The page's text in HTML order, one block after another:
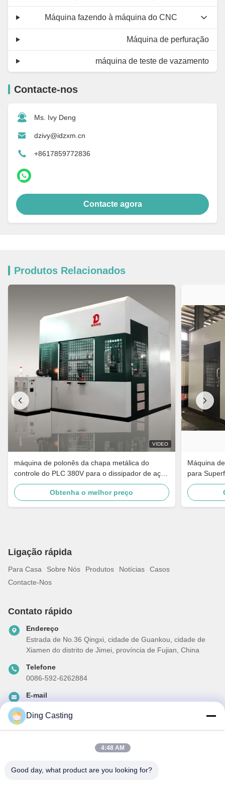
Máquina fazendo à máquina do CNC
Máquina de perfuração
máquina de teste de vazamento
Contacte-nos
Ms. Ivy Deng
dzivy@idzxm.cn
+8617859772836
Contacte agora
Produtos Relacionados
VIDEO
máquina de polonês da chapa metálica do
controle do PLC 380V para o dissipador de aço
inoxidável
Obtenha o melhor preço
Máquina
para
Polimento
Maçaneta
Ligação rápida
Para Casa Sobre Nós Produtos Notícias
Casos
Contacte-Nos
Contato rápido
Endereço
Estrada de No.36 Qingxi, cidade de Guankou, cidade de
Xiamen do distrito de Jimei, província de Fujian, China
Telefone
0086-592-6262884
E-mail
Inscreva-se no nosso boletim informativo para obter descontos e
Ding Casting
4:48 AM
Good day, what product are you looking for?